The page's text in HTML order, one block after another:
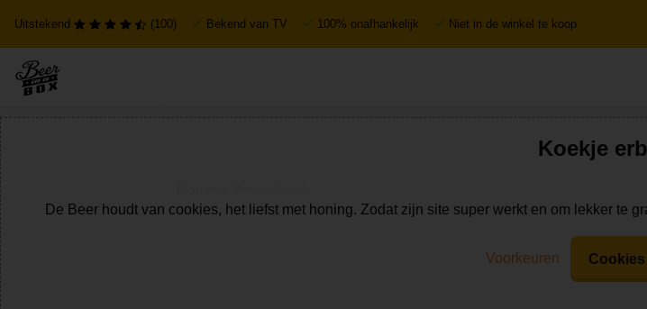
Uitstekend (100) Bekend van TV 100% onafhankelijk Niet in de winkel te koop
Koekje
De Beer houdt van cookies, het liefst met honing. Zodat zijn site super werkt en om lekker te
Voorkeuren